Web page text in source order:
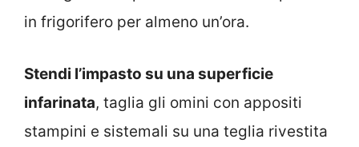
in frigorifero per almeno un’ora.
Stendi l’impasto su una superficie
infarinata, taglia gli omini con appositi
stampini e sistemali su una teglia rivestita